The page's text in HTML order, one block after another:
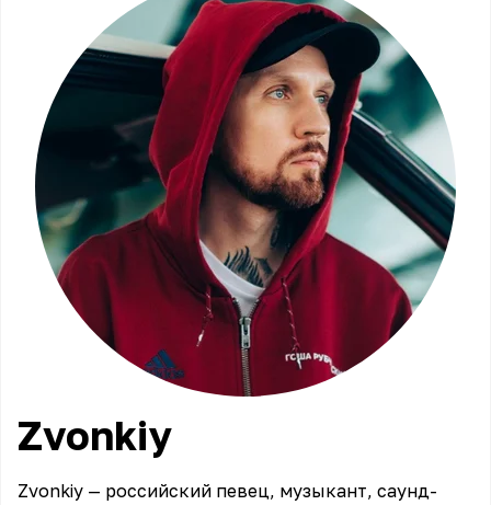
Zvonkiy
Zvonkiy — российский певец, музыкант, саунд-